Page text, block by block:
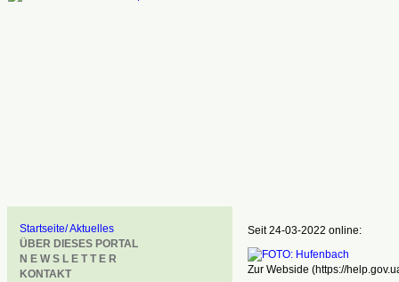
Startseite/ Aktuelles
ÜBER DIESES PORTAL
N E W S L E T T E R
KONTAKT
Seit 24-03-2022 online:
Zur Webside (https://